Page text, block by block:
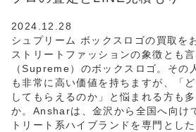
2024.12.28
シュプリーム ボックスロゴの買取を
ストリートファッションの象徴とも
（Supreme）のボックスロゴ。その
も非常に高い価値を持ちますが、「
してもらえるのか」と悩まれる方も
か。Ansharは、金沢から全国へ向け
トリート系ハイブランドを専門とし